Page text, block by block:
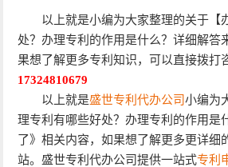
以上就是小编为大家整理的关于【
处？办理专利的作用是什么？详细解答
果想了解更多专利知识，可以直接拨打
17324810679
以上就是盛世专利代办公司小编为
理专利有哪些好处？办理专利的作用是
了》相关内容，如果想了解更多更详细
站。盛世专利代办公司提供一站式专利